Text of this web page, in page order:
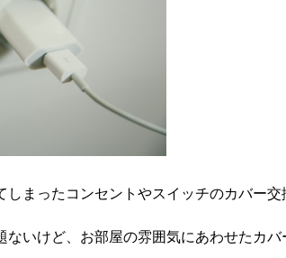
しまったコンセントやスイッチのカバー
ないけど、お部屋の雰囲気にあわせたカ